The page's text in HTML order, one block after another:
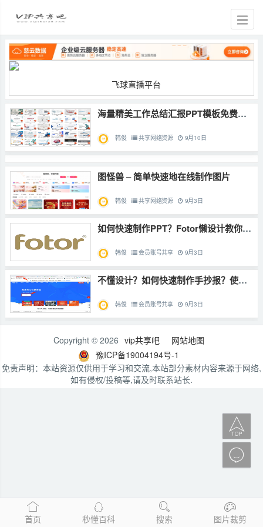
海量精美工作总结汇报PPT模板免费下载，让汇报更出彩！
韩俊 共享网络资源 9月10日
图怪兽 – 简单快速地在线制作图片
韩俊 共享网络资源 9月3日
如何快速制作PPT？Fotor懒设计教你5分钟完成PPT设计制作
韩俊 会员账号共享 9月3日
不懂设计？如何快速制作手抄报？使用Fotor懒设计1分钟搞定手抄报制作
韩俊 会员账号共享 9月3日
Copyright © 2026 vip共享吧
网站地图
豫ICP备19004194号-1
免责声明：本站资源仅供用于学习和交流,本站部分素材内容来源于网络,
如有侵权/投稿等,请及时联系站长.
首页 秒懂百科 搜索 图片裁剪

